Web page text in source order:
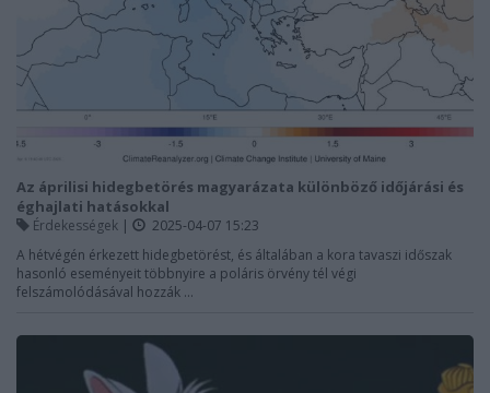
Az áprilisi hidegbetörés magyarázata különböző időjárási és
éghajlati hatásokkal
Érdekességek |
2025-04-07 15:23
A hétvégén érkezett hidegbetörést, és általában a kora tavaszi időszak
hasonló eseményeit többnyire a poláris örvény tél végi
felszámolódásával hozzák ...